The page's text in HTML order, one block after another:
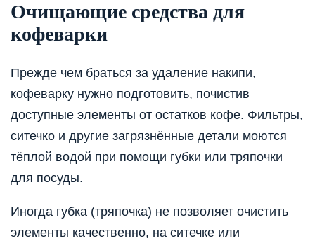
Очищающие средства для
кофеварки
Прежде чем браться за удаление накипи,
кофеварку нужно подготовить, почистив
доступные элементы от остатков кофе. Фильтры,
ситечко и другие загрязнённые детали моются
тёплой водой при помощи губки или тряпочки
для посуды.
Иногда губка (тряпочка) не позволяет очистить
элементы качественно, на ситечке или